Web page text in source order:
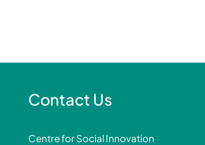
Contact Us
Centre for Social Innovation